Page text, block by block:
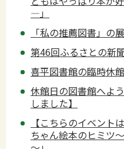
―」
「私の推薦図書」の
第46回ふるさとの新
喜平図書館の臨時休
休館日の図書館へよ
しました】
【こちらのイベント
ちゃん絵本のヒミツ